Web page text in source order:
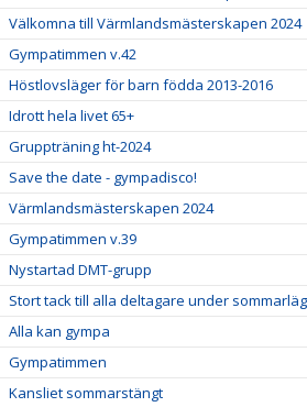
Välkomna till Värmlandsmästerskapen 2024
Gympatimmen v.42
Höstlovsläger för barn födda 2013-2016
Idrott hela livet 65+
Gruppträning ht-2024
Save the date - gympadisco!
Värmlandsmästerskapen 2024
Gympatimmen v.39
Nystartad DMT-grupp
Stort tack till alla deltagare under
Alla kan gympa
Gympatimmen
Kansliet sommarstängt